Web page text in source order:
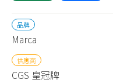
品牌
Marca
供應商
CGS 皇冠牌